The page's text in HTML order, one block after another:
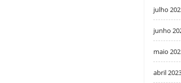
julho
junho
maio
abril